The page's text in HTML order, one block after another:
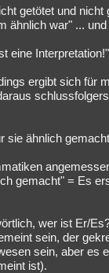
getötet und
ähnlich war" ...
eine Interpretation!"
ergibt sich für
sie ähnlich
gemacht" = Es
wer ist Er/
sein, der
sein, aber es
ist).